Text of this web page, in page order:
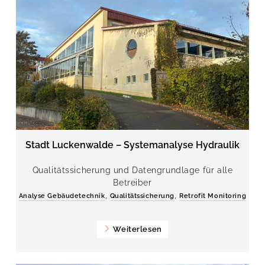
Stadt Luckenwalde – Systemanalyse Hydraulik
Qualitätssicherung und Datengrundlage für alle
Betreiber
Analyse Gebäudetechnik Qualitätssicherung ,Retrofit Monitoring
Weiterlesen